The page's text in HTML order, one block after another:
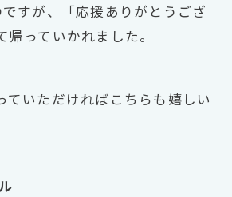
すが、「応援ありがとうござ
帰っていかれました。
ていただければこちらも嬉しい